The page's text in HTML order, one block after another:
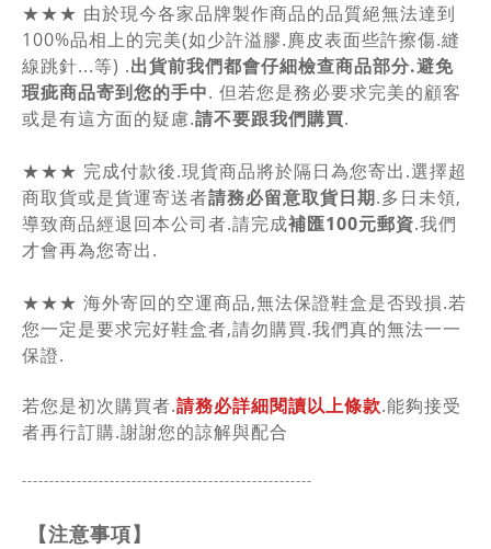
★★★ 由於現今各家品牌製作商品的品質絕無法達到
100%品相上的完美(如少許溢膠.麂皮表面些許擦傷.縫
線跳針...等) .出貨前我們都會仔細檢查商品部分.避免
瑕疵商品寄到您的手中. 但若您是務必要求完美的顧客
或是有這方面的疑慮.請不要跟我們購買.
★★★ 完成付款後.現貨商品將於隔日為您寄出.選擇超
商取貨或是貨運寄送者請務必留意取貨日期.多日未領,
導致商品經退回本公司者.請完成補匯100元郵資.我們
才會再為您寄出.
★★★ 海外寄回的空運商品,無法保證鞋盒是否毀損.若
您一定是要求完好鞋盒者,請勿購買.我們真的無法一一
保證.
若您是初次購買者.請務必詳細閱讀以上條款.能夠接受
者再行訂購.謝謝您的諒解與配合
-----------------------------------------------------
【注意事項】